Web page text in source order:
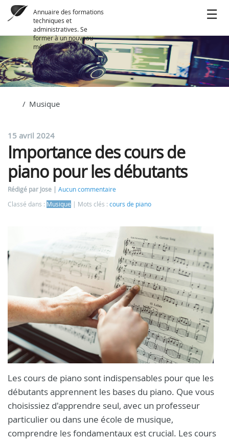
Annuaire des formations
techniques et
administratives. Se
former à un nouveau
métier
Musique
15 avril 2024
Importance des cours de
piano pour les débutants
Rédigé par Jose
Aucun commentaire
Classé dans : Musique Mots clés : cours de piano
Les cours de piano sont indispensables pour que les
débutants apprennent les bases du piano. Que vous
choisissiez d'apprendre seul, avec un professeur
particulier ou dans une école de musique,
comprendre les fondamentaux est crucial. Les cours